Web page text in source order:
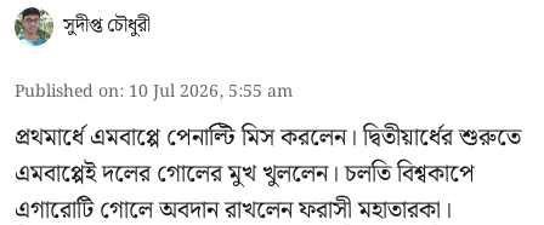
সুদীপ্ত চৌধুরী
Published on: 10 Jul 2026, 5:55 am
প্রথমার্ধে এমবাপ্পে পেনাল্টি মিস করলেন। দ্বিতীয়ার্ধের শুরুতে
এমবাপ্পেই দলের গোলের মুখ খুললেন। চলতি বিশ্বকাপে
এগারোটি গোলে অবদান রাখলেন ফরাসী মহাতারকা।